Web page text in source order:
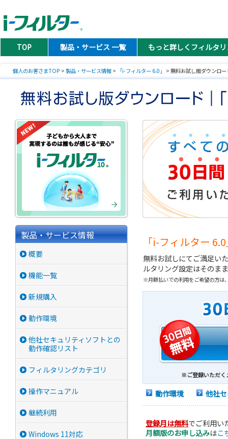
TOP 製品・サービス 一覧 もっと詳しくフィルタ
個人のお客さまTOP > 製品・サービス情報 > 「i-フィルター 6.0」 > 無料お試し版ダウンロー
「i-フィルター
無料お試しにてご満足い
ルタリング設定はそのま
※月額払いでの利用をご希望の方は
※ご登録いただく
動作環境 他社
登録月は無料でご利用い
月額版のお申し込みはこ
製品・サービス情報
概要
機能一覧
新規購入
動作環境
他社セキュリティソフトとの
動作確認リスト
フィルタリングカテゴリ
操作マニュアル
継続利用
Windows 11対応